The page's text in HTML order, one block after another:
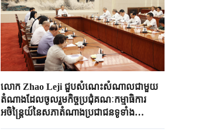
លោក Zhao Leji ជួបសំណេះសំណាលជាមួយ
តំណាងដែលចូលរួមកិច្ចប្រជុំគណៈកម្មាធិការ
អចិន្ត្រៃយ៍នៃសភាតំណាងប្រជាជនទូទាំង